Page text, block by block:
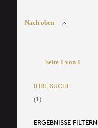
Nach oben
Seite 1 von 1
IHRE SUCHE
(1)
ERGEBNISSE FILTERN